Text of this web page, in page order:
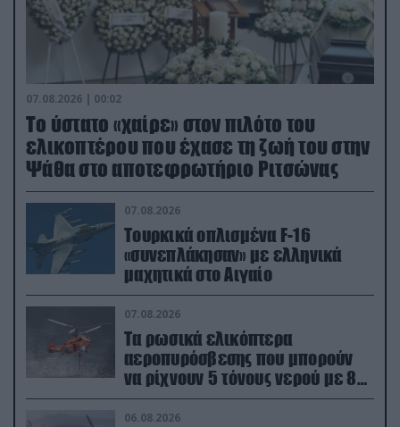
07.08.2026 | 00:02
Το ύστατο «χαίρε» στον πιλότο του
ελικοπτέρου που έχασε τη ζωή του στην
Ψάθα στο αποτεφρωτήριο Ριτσώνας
07.08.2026
Τουρκικά οπλισμένα F-16
«συνεπλάκησαν» με ελληνικά
μαχητικά στο Αιγαίο
07.08.2026
Τα ρωσικά ελικόπτερα
αεροπυρόσβεσης που μπορούν
να ρίχνουν 5 τόνους νερού με 8
μποφόρ
06.08.2026